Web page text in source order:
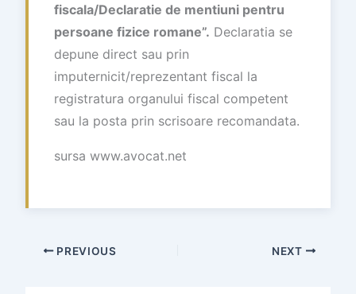
fiscala/Declaratie de mentiuni pentru
persoane fizice romane”. Declaratia se
depune direct sau prin
imputernicit/reprezentant fiscal la
registratura organului fiscal competent
sau la posta prin scrisoare recomandata.
sursa www.avocat.net
PREVIOUS NEXT